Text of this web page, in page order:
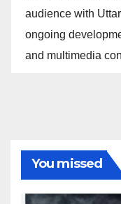
audience with
ongoing
and multimedia
You missed